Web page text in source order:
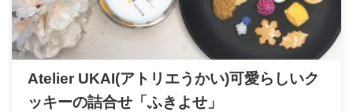
Atelier UKAI(アトリエうかい)可愛らしいク
ッキーの詰合せ「ふきよせ」